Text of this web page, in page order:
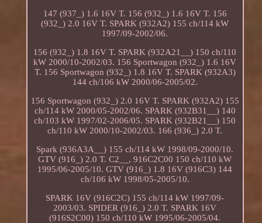
147 (937_) 1.6 16V T. 156 (932_) 1.6 16V T. 156
(932_) 2.0 16V T. SPARK (932A2) 155 ch/114 kW
1997/09-2002/06.
156 (932_) 1.8 16V T. SPARK (932A21__) 150 ch/110
kW 2000/10-2002/03. 156 Sportwagon (932_) 1.6 16V
T. 156 Sportwagon (932_) 1.8 16V T. SPARK (932A3)
144 ch/106 kW 2000/06-2005/02.
156 Sportwagon (932_) 2.0 16V T. SPARK (932A2) 155
ch/114 kW 2000/05-2002/06. SPARK (932B31__) 140
ch/103 kW 1997/02-2006/05. SPARK (932B21__) 150
ch/110 kW 2000/10-2002/03. 166 (936_) 2.0 T.
Spark (936A3A__) 155 ch/114 kW 1998/09-2000/10.
GTV (916_) 2.0 T. C2__, 916C2C00 150 ch/110 kW
1995/06-2005/10. GTV (916_) 1.8 16V (916C3) 144
ch/106 kW 1998/05-2005/10.
SPARK 16V (916C2C) 155 ch/114 kW 1997/09-
2003/03. SPIDER (916_) 2.0 T. SPARK 16V
(916S2C00) 150 ch/110 kW 1995/06-2005/04.